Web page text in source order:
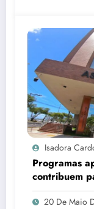
Isadora
Programas
contribuem
20 De Maio